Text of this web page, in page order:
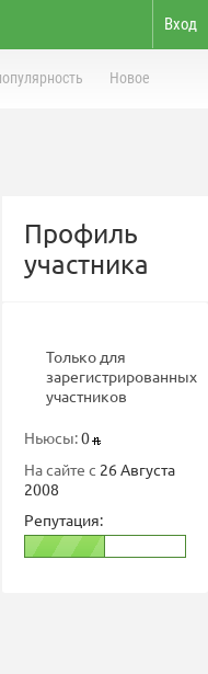
Вход
Новое
Профиль
участника
Только для
зарегистрированных
участников
Ньюсы:0
На сайте с 26 Августа
2008
Репутация: